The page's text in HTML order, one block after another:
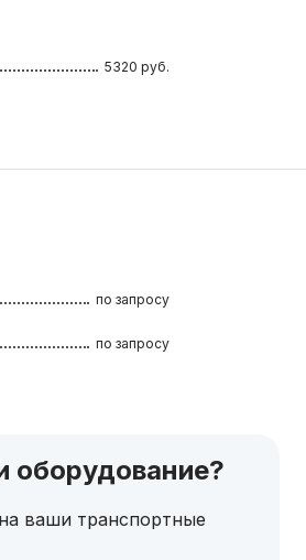
5320 руб.
по запросу
по запросу
оборудование?
ваши транспортные